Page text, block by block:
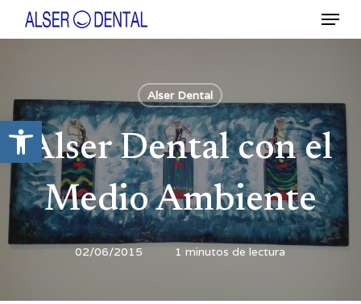
Abrir barra de herramientas
contenido
Menú
Alser Dental
Alser Dental con el
Medio Ambiente
02/06/2015 1 minutos de lectura